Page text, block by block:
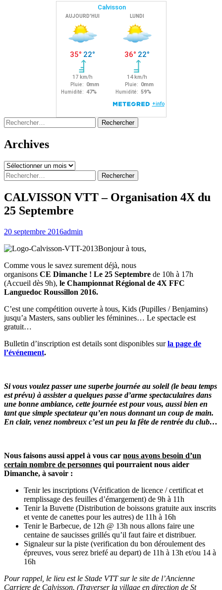
Rechercher :
Archives
Archives
Rechercher :
CALVISSON VTT – Organisation 4X du
25 Septembre
20 septembre 2016admin
Bonjour à tous,
Comme vous le savez surement déjà, nous
organisons CE Dimanche ! Le 25 Septembre de 10h à 17h
(Accueil dès 9h), le Championnat Régional de 4X FFC
Languedoc Roussillon 2016.
C’est une compétition ouverte à tous, Kids (Pupilles / Benjamins)
jusqu’a Masters, sans oublier les féminines… Le spectacle est
gratuit…
Bulletin d’inscription est details sont disponibles sur la page de
l’événement.
Si vous voulez passer une superbe journée au soleil (le beau temps
est prévu) à assister a quelques passe d’arme spectaculaires dans
une bonne ambiance, cette journée est pour vous, aussi bien en
tant que simple spectateur qu’en nous donnant un coup de main.
En clair, venez nombreux c’est un peu la fête de rentrée du club…
Nous faisons aussi appel à vous car nous avons besoin d’un
certain nombre de personnes qui pourraient nous aider
Dimanche, à savoir :
Tenir les inscriptions (Vérification de licence / certificat et
remplissage des feuilles d’émargement) de 9h à 11h
Tenir la Buvette (Distribution de boissons gratuite aux inscrits
et vente de canettes pour les autres) de 11h à 16h
Tenir le Barbecue, de 12h @ 13h nous allons faire une
centaine de saucisses grillés qu’il faut faire et distribuer.
Signaleur sur la piste (verification du bon déroulement des
épreuves, vous serez briefé au depart) de 11h à 13h et/ou 14 à
16h
Pour rappel, le lieu est le Stade VTT sur le site de l’Ancienne
Carriere de Calvisson. (Traverser la village en direction de St